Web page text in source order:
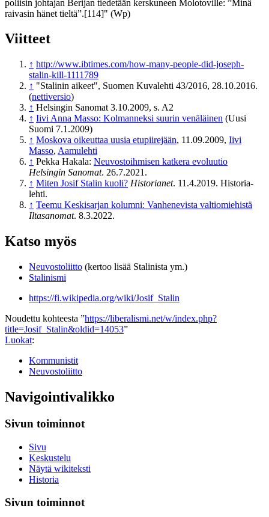
poliisin johtajan Berijan tiedetään kerskuneen Molotoville: ”Minä
raivasin hänet tieltä”.[114]" (Wp)
Viitteet
↑ http://www.ibtimes.com/how-many-people-did-joseph-
stalin-kill-1111789
↑ "Stalinin aikeet", Suomen Kuvalehti 43/2016, 28.10.2016.
(nettiversio)
↑ Helsingin Sanomat 3.10.2009, s. A2
↑ Iivi Anna Masso: Kolmanneksi suurin venäläinen (Uusi
Suomi 7.1.2009)
↑ Moskova oikeuttaa uusia etupiirejään, 11.09.2009, Iivi
Masso, Aamulehti
↑ Pekka Hakala: Neuvosto­ihmisen katkera evoluutio
Helsingin Sanomat. 26.7.2021.
↑ Miten Josif Stalin kuoli? Historianet. 11.4.2019. Historia-
lehti.
↑ Teemu Keskisarjan kolumni: Vanhenevista valtiomiehistä
Iltasanomat. 8.3.2022.
Katso myös
Neuvostoliitto (kertoo lisää Stalinista ym.)
Stalinismi
https://fi.wikipedia.org/wiki/Josif_Stalin
Noudettu kohteesta ”https://liberalismi.net/w/index.php?
title=Josif_Stalin&oldid=14053”
Luokat:
Kommunistit
Neuvostoliitto
Navigointivalikko
Sivun toiminnot
Sivu
Keskustelu
Näytä wikiteksti
Historia
Sivun toiminnot